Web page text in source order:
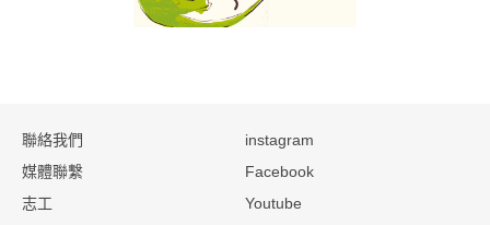
聯絡我們
媒體聯繫
志工
instagram
Facebook
Youtube